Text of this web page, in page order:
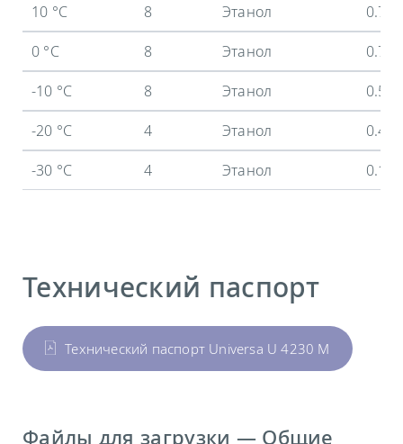
10 °C
8 Этанол
0.74
0 °C
8 Этанол
0.7
-10 °C
8 Этанол
0.59
-20 °C
4 Этанол
0.43
-30 °C
4 Этанол 0.18
Технический паспорт
Технический паспорт Universa U 4230 M
Файлы для загрузки — Общие